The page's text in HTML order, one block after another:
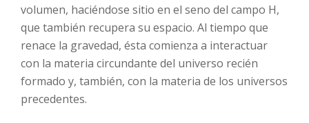
volumen, haciéndose sitio en el seno del campo H,
que también recupera su espacio. Al tiempo que
renace la gravedad, ésta comienza a interactuar
con la materia circundante del universo recién
formado y, también, con la materia de los universos
precedentes.